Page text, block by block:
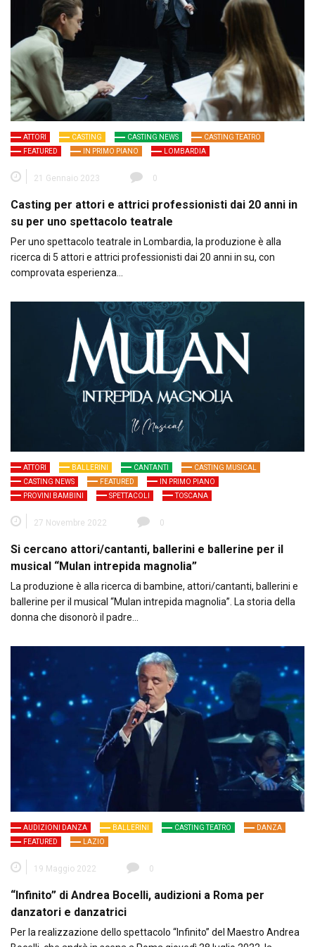
ATTORI CASTING CASTING NEWS
CASTING TEATRO
FEATURED
IN PRIMO PIANO LOMBARDIA
21 Gennaio 2023 0
Casting per attori e attrici professionisti dai 20 anni in
su per uno spettacolo teatrale
Per uno spettacolo teatrale in Lombardia, la produzione è alla
ricerca di 5 attori e attrici professionisti dai 20 anni in su, con
comprovata esperienza…
ATTORI BALLERINI CANTANTI
CASTING MUSICAL
CASTING NEWS
FEATURED
IN PRIMO PIANO
PROVINI BAMBINI
SPETTACOLI TOSCANA
27 Novembre 2022 0
Si cercano attori/cantanti, ballerini e ballerine per il
musical “Mulan intrepida magnolia”
La produzione è alla ricerca di bambine, attori/cantanti, ballerini e
ballerine per il musical “Mulan intrepida magnolia”. La storia della
donna che disonorò il padre…
AUDIZIONI DANZA BALLERINI CASTING TEATRO
DANZA
FEATURED
LAZIO
19 Maggio 2022 0
“Infinito” di Andrea Bocelli, audizioni a Roma per
danzatori e danzatrici
Per la realizzazione dello spettacolo “Infinito” del Maestro Andrea